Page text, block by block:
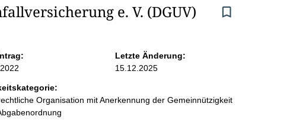
e. V. (DGUV)
Letzte Änderung:
15.12.2025
Organisation mit Anerkennung der Gemeinnützigkeit